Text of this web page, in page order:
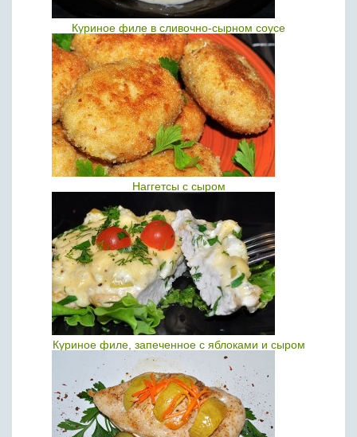
Куриное филе в сливочно-сырном соусе
Наггетсы с сыром
Куриное филе, запеченное с яблоками и сыром